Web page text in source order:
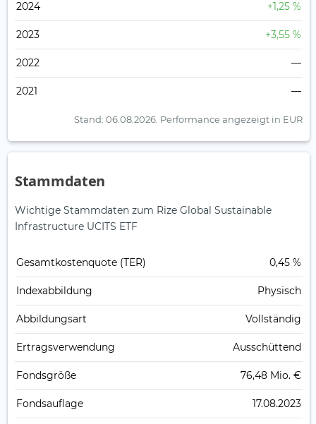
2024 +1,25 %
2023 +3,55 %
2022 —
2021 —
Stand: 06.08.2026. Performance angezeigt in EUR
Stammdaten
Wichtige Stammdaten zum Rize Global Sustainable
Infrastructure UCITS ETF
Gesamt­kosten­quote (TER) 0,45 %
Index­abbildung Physisch
Abbildungs­art Vollständig
Ertrags­verwendung Ausschüttend
Fonds­größe 76,48 Mio. €
Fonds­auflage 17.08.2023